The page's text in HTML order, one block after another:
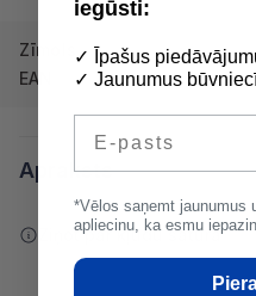
Zīmols
EAN
Apraksts
Ziņot par kļūdu saturā
iegūsti:
✓ Īpašus
✓ Jaunumus
*Vēlos saņemt jaunumus
apliecinu, ka esmu